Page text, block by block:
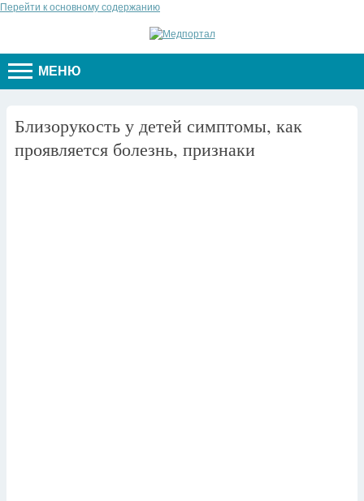
Перейти к основному содержанию
МЕНЮ
Близорукость у детей симптомы, как
проявляется болезнь, признаки